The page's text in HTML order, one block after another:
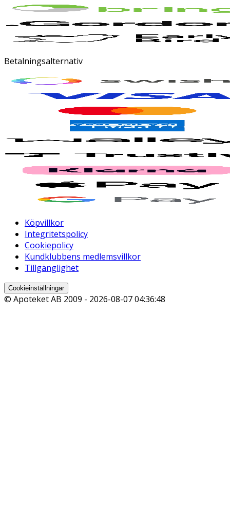
Betalningsalternativ
Köpvillkor
Integritetspolicy
Cookiepolicy
Kundklubbens medlemsvillkor
Tillgänglighet
Cookieinställningar
© Apoteket AB 2009 - 2026-08-07 04:36:48